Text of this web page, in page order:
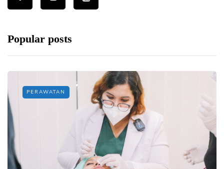
Popular posts
PERAWATAN